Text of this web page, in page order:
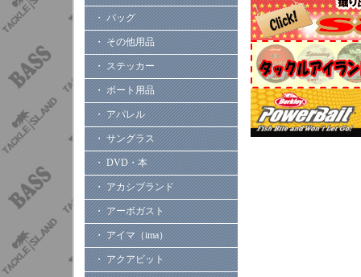
・ バッグ
・ その他用品
・ ステッカー
・ ボート用品
・ アパレル
・ サングラス
・ DVD・本
・ アカシブランド
・ アーボガスト
・ アイマ（ima）
・ アクアビット